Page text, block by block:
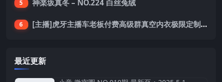
5 神楽坂真冬 – NO.224 白丝兔绒
6 [主播]虎牙主播车老板付费高级群真空内衣极限定制8分19
最近更新